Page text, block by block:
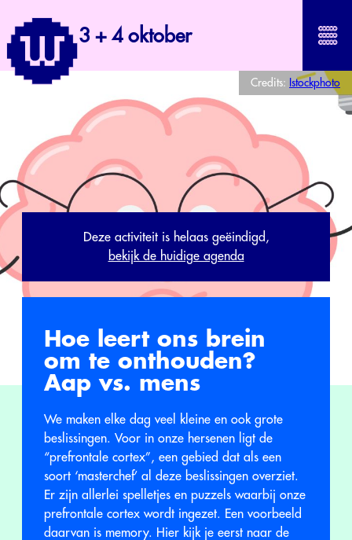
3 + 4 oktober
Credits: Istockphoto
Deze activiteit is helaas geëindigd,
bekijk de huidige agenda
Hoe leert ons brein
om te onthouden?
Aap vs. mens
We maken elke dag veel kleine en ook grote
beslissingen. Voor in onze hersenen ligt de
“prefrontale cortex”, een gebied dat als een
soort ‘masterchef’ al deze beslissingen overziet.
Er zijn allerlei spelletjes en puzzels waarbij onze
prefrontale cortex wordt ingezet. Een voorbeeld
daarvan is memory. Hier kijk je eerst naar de